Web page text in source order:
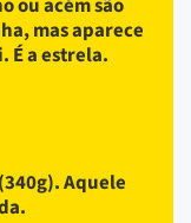
ou acém são
mas aparece
É a estrela.
Aquele